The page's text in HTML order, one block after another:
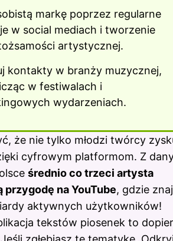
markę poprzez regularne
w social mediach i tworzenie
artystycznej.
kontakty w branży muzycznej,
w festiwalach i
wydarzeniach.
że nie tylko młodzi twórcy
cyfrowym platformom. Z
średnio co trzeci artysta
przygodę na YouTube, gdzie
aktywnych użytkowników!
tekstów piosenek to